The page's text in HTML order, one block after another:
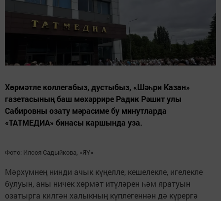
Хөрмәтле коллегабыз, дустыбыз, «Шәһри Казан»
газетасының баш мөхәррире Радик Рәшит улы
Сабировны озату мәрасиме бу минутларда
«ТАТМЕДИА» бинасы каршында уза.
Фото: Илсөя Садыйкова, «ЯҮ»
Мәрхүмнең нинди ачык күңелле, кешелекле, игелекле
булуын, аны ничек хөрмәт итүләрен һәм яратуын
озатырга килгән халыкның күплегеннән дә күрергә